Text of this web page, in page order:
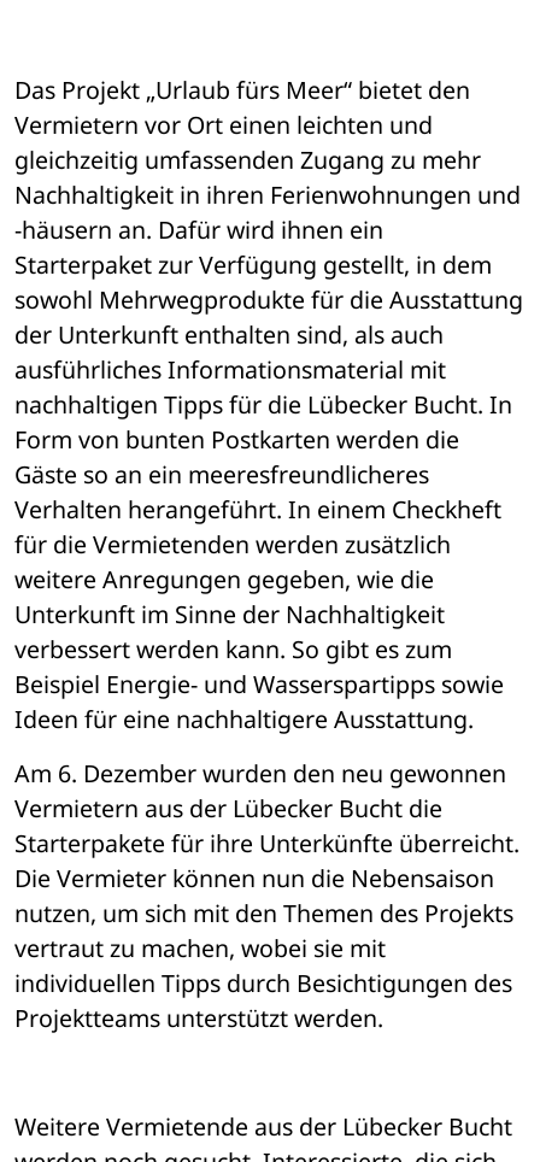
Das Projekt „Urlaub fürs Meer“ bietet den
Vermietern vor Ort einen leichten und
gleichzeitig umfassenden Zugang zu mehr
Nachhaltigkeit in ihren Ferienwohnungen und
-häusern an. Dafür wird ihnen ein
Starterpaket zur Verfügung gestellt, in dem
sowohl Mehrwegprodukte für die Ausstattung
der Unterkunft enthalten sind, als auch
ausführliches Informationsmaterial mit
nachhaltigen Tipps für die Lübecker Bucht. In
Form von bunten Postkarten werden die
Gäste so an ein meeresfreundlicheres
Verhalten herangeführt. In einem Checkheft
für die Vermietenden werden zusätzlich
weitere Anregungen gegeben, wie die
Unterkunft im Sinne der Nachhaltigkeit
verbessert werden kann. So gibt es zum
Beispiel Energie- und Wasserspartipps sowie
Ideen für eine nachhaltigere Ausstattung.
Am 6. Dezember wurden den neu gewonnen
Vermietern aus der Lübecker Bucht die
Starterpakete für ihre Unterkünfte überreicht.
Die Vermieter können nun die Nebensaison
nutzen, um sich mit den Themen des Projekts
vertraut zu machen, wobei sie mit
individuellen Tipps durch Besichtigungen des
Projektteams unterstützt werden.
Weitere Vermietende aus der Lübecker Bucht